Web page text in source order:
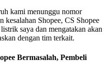
kami menunggu nomor
kesalahan Shopee, CS Shopee
saya dan mengatakan akan
dengan tim terkait.
Bermasalah, Pembeli